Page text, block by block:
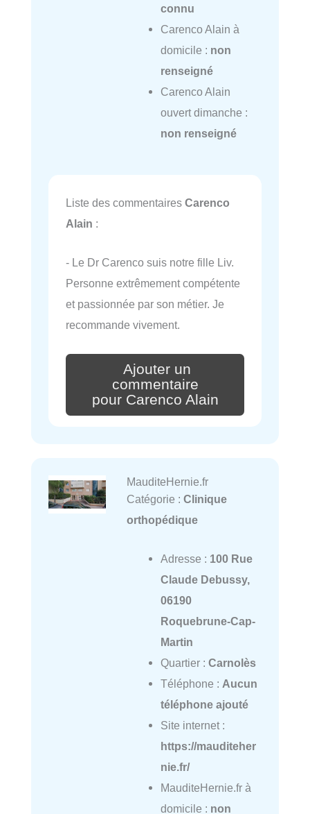
connu
Carenco Alain à
domicile : non
renseigné
Carenco Alain
ouvert dimanche :
non renseigné
Liste des commentaires Carenco
Alain :
- Le Dr Carenco suis notre fille Liv.
Personne extrêmement compétente
et passionnée par son métier. Je
recommande vivement.
Ajouter un
commentaire
pour Carenco Alain
MauditeHernie.fr
Catégorie : Clinique
orthopédique
Adresse : 100 Rue
Claude Debussy,
06190
Roquebrune-Cap-
Martin
Quartier : Carnolès
Téléphone : Aucun
téléphone ajouté
Site internet :
https://mauditeher
nie.fr/
MauditeHernie.fr à
domicile : non